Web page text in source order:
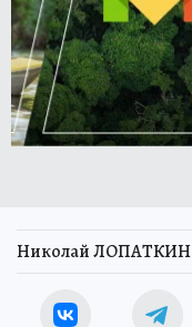
Николай ЛОПАТКИН